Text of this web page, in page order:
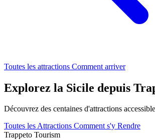
Toutes les attractions Comment arriver
Explorez la Sicile depuis
Découvrez des centaines d'attractions
Toutes les Attractions Comment s'y Rendre
Trappeto Tourism